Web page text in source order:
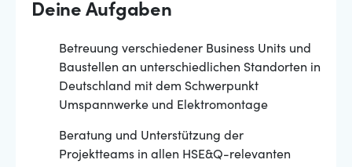
Deine Aufgaben
Betreuung verschiedener Business Units und
Baustellen an unterschiedlichen Standorten in
Deutschland mit dem Schwerpunkt
Umspannwerke und Elektromontage
Beratung und Unterstützung der
Projektteams in allen HSE&Q-relevanten